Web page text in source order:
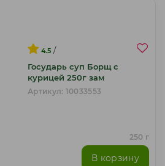
4.5 /
Государь суп Борщ с
курицей 250г зам
Артикул: 10033553
250 г
В корзину